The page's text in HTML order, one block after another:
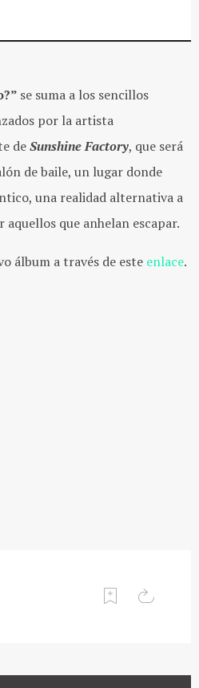
se suma a los sencillos
por la artista
deSunshine Factory, que será
de baile, un lugar donde
una realidad alternativa a
aquellos que anhelan escapar.
álbum a través de este enlace.